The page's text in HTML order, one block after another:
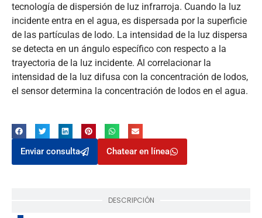
tecnología de dispersión de luz infrarroja. Cuando la luz
incidente entra en el agua, es dispersada por la superficie
de las partículas de lodo. La intensidad de la luz dispersa
se detecta en un ángulo específico con respecto a la
trayectoria de la luz incidente. Al correlacionar la
intensidad de la luz difusa con la concentración de lodos,
el sensor determina la concentración de lodos en el agua.
Enviar consulta Chatear en línea
DESCRIPCIÓN